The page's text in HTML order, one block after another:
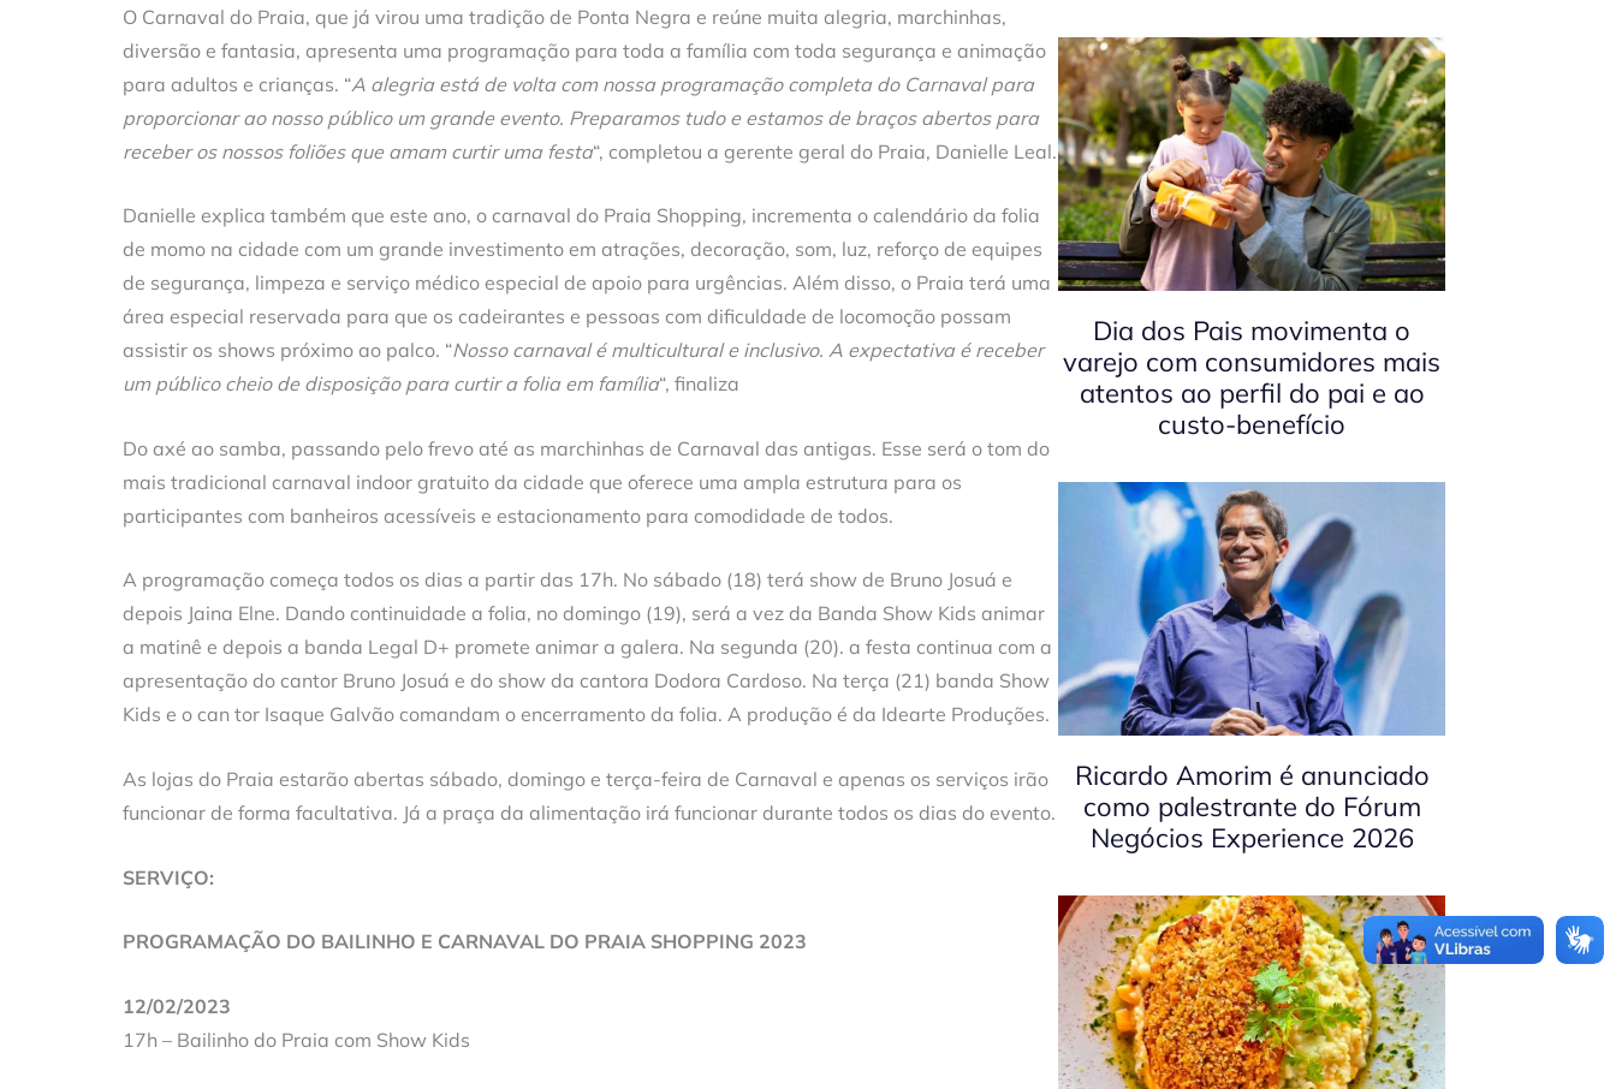
O Carnaval do Praia, que já virou uma tradição de Ponta Negra e reúne muita alegria, marchinhas,
diversão e fantasia, apresenta uma programação para toda a família com toda segurança e animação
para adultos e crianças. “A alegria está de volta com nossa programação completa do Carnaval para
proporcionar ao nosso público um grande evento. Preparamos tudo e estamos de braços abertos para
receber os nossos foliões que amam curtir uma festa“, completou a gerente geral do Praia, Danielle Leal.
Danielle explica também que este ano, o carnaval do Praia Shopping, incrementa o calendário da folia
de momo na cidade com um grande investimento em atrações, decoração, som, luz, reforço de equipes
de segurança, limpeza e serviço médico especial de apoio para urgências. Além disso, o Praia terá uma
área especial reservada para que os cadeirantes e pessoas com dificuldade de locomoção possam
assistir os shows próximo ao palco. “Nosso carnaval é multicultural e inclusivo. A expectativa é receber
um público cheio de disposição para curtir a folia em família“, finaliza
Do axé ao samba, passando pelo frevo até as marchinhas de Carnaval das antigas. Esse será o tom do
mais tradicional carnaval indoor gratuito da cidade que oferece uma ampla estrutura para os
participantes com banheiros acessíveis e estacionamento para comodidade de todos.
A programação começa todos os dias a partir das 17h. No sábado (18) terá show de Bruno Josuá e
depois Jaina Elne. Dando continuidade a folia, no domingo (19), será a vez da Banda Show Kids animar
a matinê e depois a banda Legal D+ promete animar a galera. Na segunda (20). a festa continua com a
apresentação do cantor Bruno Josuá e do show da cantora Dodora Cardoso. Na terça (21) banda Show
Kids e o can tor Isaque Galvão comandam o encerramento da folia. A produção é da Idearte Produções.
As lojas do Praia estarão abertas sábado, domingo e terça-feira de Carnaval e apenas os serviços irão
funcionar de forma facultativa. Já a praça da alimentação irá funcionar durante todos os dias do evento.
SERVIÇO:
PROGRAMAÇÃO DO BAILINHO E CARNAVAL DO PRAIA SHOPPING 2023
12/02/2023
17h – Bailinho do Praia com Show Kids
Dia dos Pais movimenta o
varejo com consumidores mais
atentos ao perfil do pai e ao
custo-benefício
Ricardo Amorim é anunciado
como palestrante do Fórum
Negócios Experience 2026